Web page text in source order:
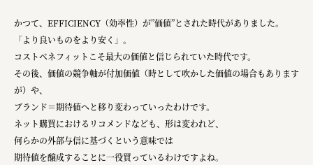
かつて、EFFICIENCY（効率性）が”価値”とされた時代がありました。
「より良いものをより安く」。
コストベネフィットこそ最大の価値と信じられていた時代です。
その後、価値の競争軸が付加価値（時として吹かした価値の場合もあります
が）や、
ブランド＝期待値へと移り変わっていったわけです。
ネット購買におけるリコメンドなども、形は変われど、
何らかの外部与信に基づくという意味では
期待値を醸成することに一役買っているわけですよね。